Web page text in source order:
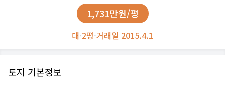
1,731만원/평
대·2평·거래일 2015.4.1
토지 기본정보